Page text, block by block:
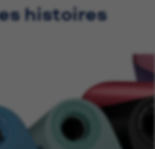
histoires